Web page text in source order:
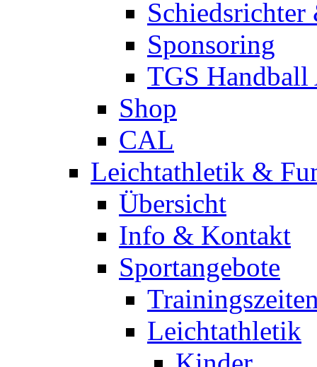
Schiedsrichter
Sponsoring
TGS Handball
Shop
CAL
Leichtathletik &
Übersicht
Info & Kontakt
Sportangebote
Leichtathletik